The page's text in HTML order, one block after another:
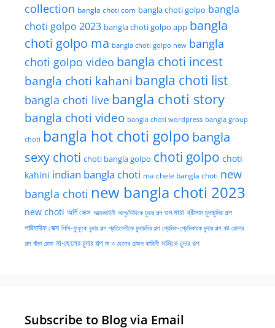
collection bangla choti com bangla choti golpo bangla
choti golpo 2023 bangla choti golpo app bangla
choti golpo ma bangla choti golpo new bangla
choti golpo video bangla choti incest
bangla choti kahani bangla choti list
bangla choti live bangla choti story
bangla choti video bangla choti wordpress bangla group
choti bangla hot choti golpo bangla
sexy choti choti bangla golpo choti golpo choti
kahini indian bangla choti ma chele bangla choti new
bangla choti new bangla choti 2023
new choti অর্গি সেক্স আত্মকাহিনী আপু/দিদিকে চুদার গল্প গুদ মারা থ্রীসাম চুদাচুদির গল্প
পারিবারিক সেক্স পিসি-ফুফুকে চুদার গল্প প্রতিবেশীকে চুদাচদির গল্প প্রেমিক-প্রেমিকাকে চুদার গল্প বউ চোদার
গল্প বাঁড়া চোষা মা-ছেলের চুদার গল্প মা ও ছেলের চোদন কাহিনী মামিকে চুদার গল্প
Subscribe to Blog via Email